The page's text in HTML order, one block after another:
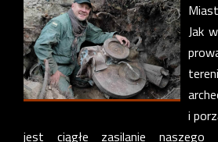
Jak
i
jest ciągłe zasilanie